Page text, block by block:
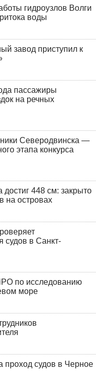
гидроузлов Волги
воды
завод приступил к
пассажиры
на речных
Северодвинска —
этапа конкурса
448 см: закрыто
на островах
судов в Санкт-
по исследованию
море
проход судов в Черное